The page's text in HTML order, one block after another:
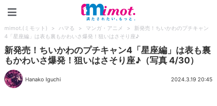
mimot.(ミモット) > ハマる > マンガ・アニメ >
新発売！ちいかわのプチキャン
4「星座編」は表も裏もかわいさ爆発！狙いはさそり座♪
新発売！ちいかわのプチキャン4「星座編」は表も裏
もかわいさ爆発！狙いはさそり座♪（写真 4/30）
Hanako Iguchi 2024.3.19 20:45